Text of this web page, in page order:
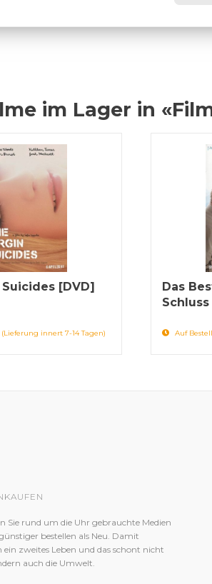
im Lager in
[DVD]
innert 7-14 Tagen)
Das
Auf
Sie rund um die Uhr gebrauchte Medien
bestellen als Neu. Damit
zweites Leben und das schont nicht
auch die Umwelt.